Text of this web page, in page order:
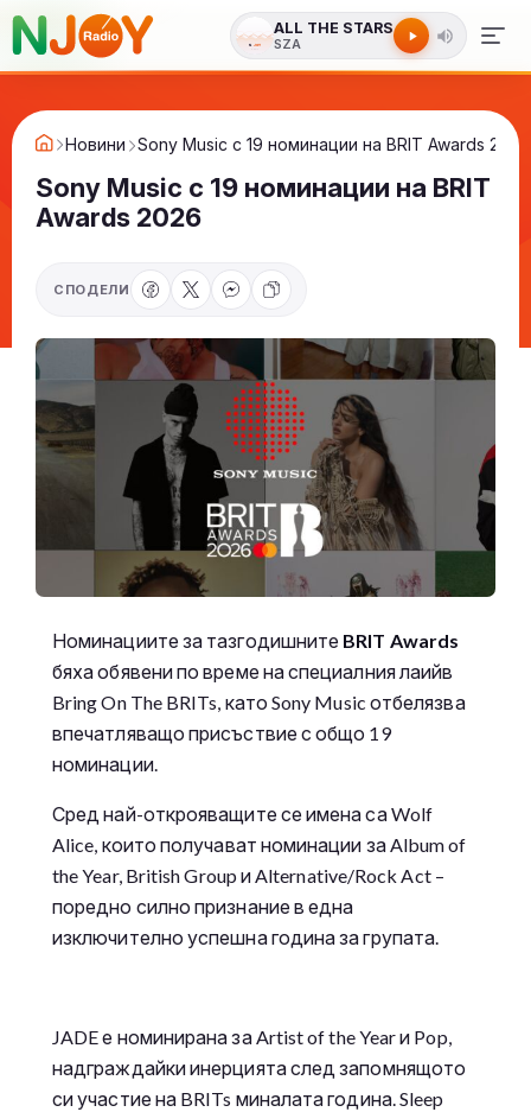
ALL THE STARS
SZA
Новини Sony Music с 19 номинации на BRIT Awards 2026
Sony Music с 19 номинации на BRIT
Awards 2026
СПОДЕЛИ
Номинациите за тазгодишните BRIT Awards
бяха обявени по време на специалния лаийв
Bring On The BRITs, като Sony Music отбелязва
впечатляващо присъствие с общо 19
номинации.
Сред най-открояващите се имена са Wolf
Alice, които получават номинации за Album of
the Year, British Group и Alternative/Rock Act –
поредно силно признание в една
изключително успешна година за групата.
JADE е номинирана за Artist of the Year и Pop,
надграждайки инерцията след запомнящото
си участие на BRITs миналата година. Sleep